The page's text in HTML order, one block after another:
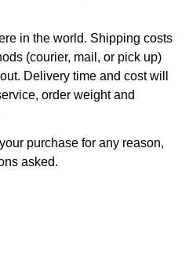
in the world. Shipping costs
(courier, mail, or pick up)
Delivery time and cost will
order weight and
purchase for any reason,
asked.